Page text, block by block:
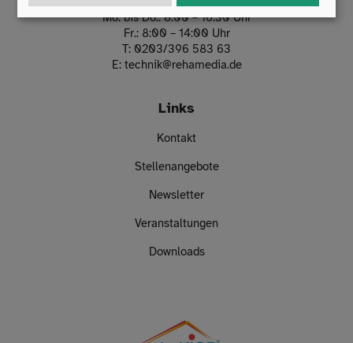
Mo. bis Do.: 8:00 – 16:30 Uhr
Fr.: 8:00 – 14:00 Uhr
T: 0203/396 583 63
E: technik@rehamedia.de
Links
Kontakt
Stellenangebote
Newsletter
Veranstaltungen
Downloads